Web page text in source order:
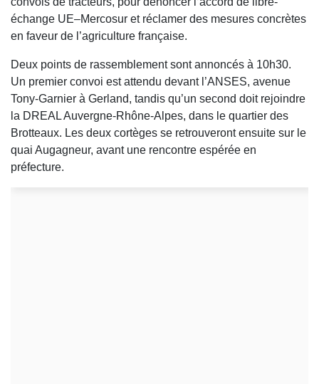
échange UE–Mercosur et réclamer des mesures concrètes
en faveur de l’agriculture française.
Deux points de rassemblement sont annoncés à 10h30.
Un premier convoi est attendu devant l’ANSES, avenue
Tony-Garnier à Gerland, tandis qu’un second doit rejoindre
la DREAL Auvergne-Rhône-Alpes, dans le quartier des
Brotteaux. Les deux cortèges se retrouveront ensuite sur le
quai Augagneur, avant une rencontre espérée en
préfecture.